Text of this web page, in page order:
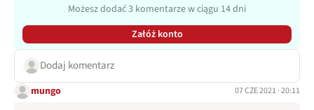
Możesz dodać 3 komentarze w ciągu 14 dni
Załóż konto
Dodaj komentarz
mungo 07 CZE 2021 · 20:11